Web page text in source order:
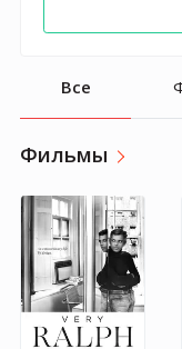
Все
Фильмы